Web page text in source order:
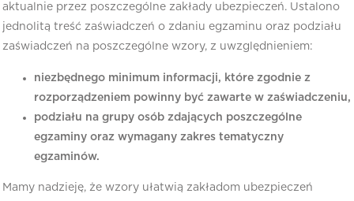
aktualnie przez poszczególne zakłady ubezpieczeń. Ustalono
jednolitą treść zaświadczeń o zdaniu egzaminu oraz podziału
zaświadczeń na poszczególne wzory, z uwzględnieniem:
niezbędnego minimum informacji, które zgodnie z
rozporządzeniem powinny być zawarte w zaświadczeniu,
podziału na grupy osób zdających poszczególne
egzaminy oraz wymagany zakres tematyczny
egzaminów.
Mamy nadzieję, że wzory ułatwią zakładom ubezpieczeń